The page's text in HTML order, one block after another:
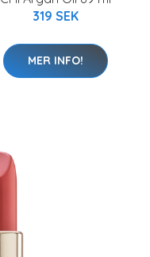
319 SEK
MER INFO!